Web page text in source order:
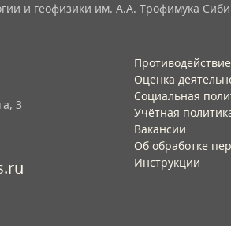
и геофизики им. А.А. Трофимука
3
Оценка
Социальная
Учётная
Вакансии​
Об обработке
Инструкции​